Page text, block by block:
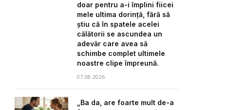
doar pentru a-i împlini fiicei
mele ultima dorință, fără să
știu că în spatele acelei
călătorii se ascundea un
adevăr care avea să
schimbe complet ultimele
noastre clipe împreună.
07.08.2026
„Ba da, are foarte mult de-a